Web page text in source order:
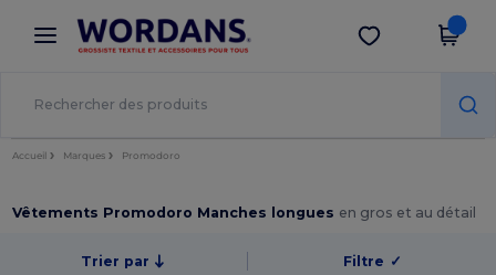
× Appli Wordans
Meilleurs prix sur l’app !
Obtenir l'appli
Accueil Marques Promodoro
Vêtements Promodoro Manches longues en gros et au détail
Trier par Filtre ✓